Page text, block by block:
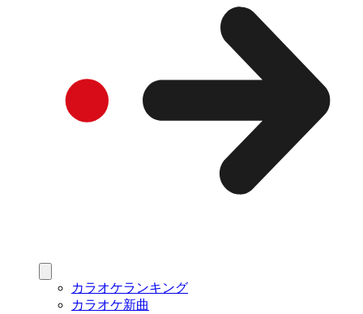
カラオケランキング
カラオケ新曲